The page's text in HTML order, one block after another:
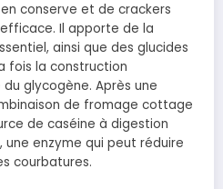
conserve et de crackers
Il apporte de la
ainsi que des glucides
fois la construction
glycogène. Après une
de fromage cottage
de caséine à digestion
enzyme qui peut réduire
courbatures.